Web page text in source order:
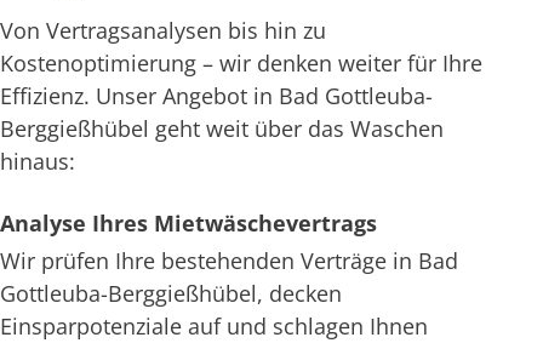
Von Vertragsanalysen bis hin zu
Kostenoptimierung – wir denken weiter für Ihre
Effizienz. Unser Angebot in Bad Gottleuba-
Berggießhübel geht weit über das Waschen
hinaus:
Analyse Ihres Mietwäschevertrags
Wir prüfen Ihre bestehenden Verträge in Bad
Gottleuba-Berggießhübel, decken
Einsparpotenziale auf und schlagen Ihnen